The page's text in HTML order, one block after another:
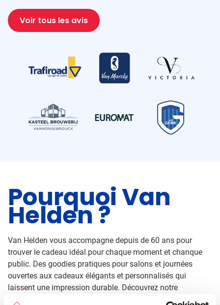
Voir tous les avis
Pourquoi Van
Helden ?
Van Helden vous accompagne depuis de 60 ans pour
trouver le cadeau idéal pour chaque moment et chanque
public. Des goodies pratiques pour salons et journées
ouvertes aux cadeaux élégants et personnalisés qui
laissent une impression durable. Découvrez notre
assortiment et faites personnalider votre cadeau